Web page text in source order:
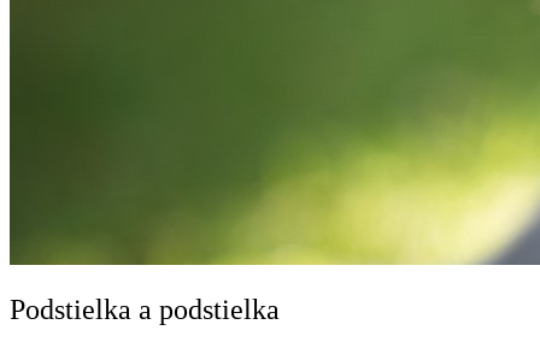
Podstielka a podstielka